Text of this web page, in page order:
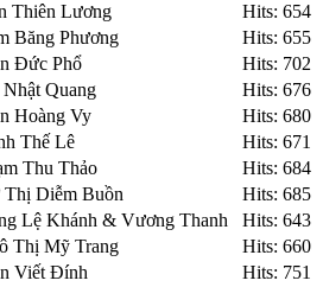
Thiên Lương
Hits: 654
Băng Phương
Hits: 655
Đức Phổ
Hits: 702
Nhật Quang
Hits: 676
Hoàng Vy
Hits: 680
Thế Lê
Hits: 671
Thu Thảo
Hits: 684
Thị Diễm Buồn
Hits: 685
Lệ Khánh & Vương Thanh
Hits: 643
Thị Mỹ Trang
Hits: 660
Viết Đính
Hits: 751